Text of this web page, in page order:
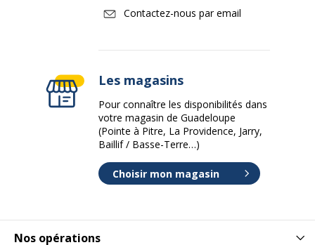
Nos opérations
Contactez-nous par email
Les magasins
Pour connaître les disponibilités dans
votre magasin de Guadeloupe
(Pointe à Pitre, La Providence, Jarry,
Baillif / Basse-Terre…)
Choisir mon magasin